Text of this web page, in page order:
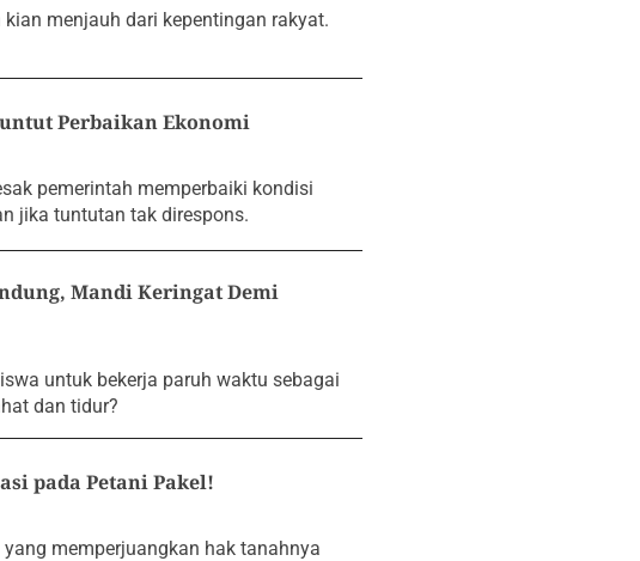
menjauh dari kepentingan rakyat.
Perbaikan Ekonomi
pemerintah memperbaiki kondisi
jika tuntutan tak direspons.
Mandi Keringat Demi
untuk bekerja paruh waktu sebagai
dan tidur?
pada Petani Pakel!
memperjuangkan hak tanahnya